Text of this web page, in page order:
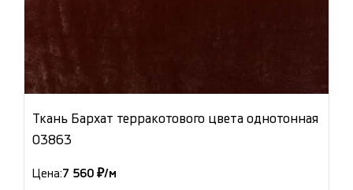
Ткань Бархат терракотового цвета однотонная
03863
Цена:7 560 ₽/м